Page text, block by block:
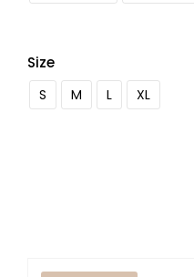
Size
S M L XL